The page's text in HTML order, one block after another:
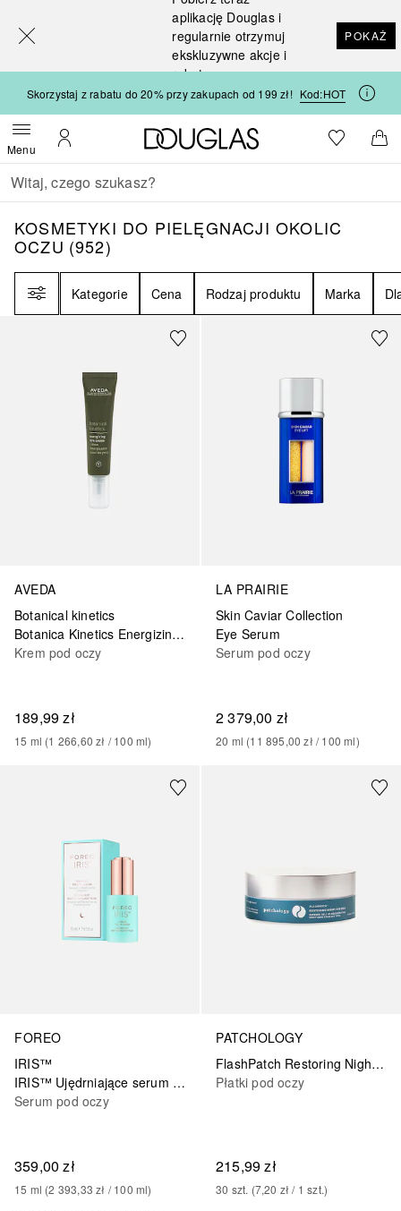
aplikację Douglas i
regularnie otrzymuj
ekskluzywne akcje i
rabaty
POKAŻ
Skorzystaj z rabatu do 20% przy zakupach od 199 zł! Kod:HOT
MenuOtwórz menuMoje konto
Strona główna Douglas
Do listyDo
Wracać
Wykonaj wyszukiwanie
KOSMETYKI DO PIELĘGNACJI OKOLIC
KOSMETYKI DO PIELĘGNACJI OKOLIC
OCZU (952)
Kategorie Cena Rodzaj produktu Marka
AVEDA
Botanical kinetics
Botanica Kinetics Energizing Eye Creme
Krem pod oczy
189,99 zł
15 ml (1 266,60 zł / 100 ml)
Sponsorowany
LA PRAIRIE
Skin Caviar Collection
Eye Serum
Serum pod oczy
2 379,00 zł
20 ml (11 895,00 zł / 100 ml)
Sponsorowany
FOREO
IRIS™
IRIS™ Ujędrniające serum pod oczy na noc
Serum pod oczy
359,00 zł
15 ml (2 393,33 zł / 100 ml)
PATCHOLOGY
FlashPatch Restoring Night Eye Gel
Płatki pod oczy
215,99 zł
30 szt. (7,20 zł / 1 szt.)
[navigation.slideout.screenreader]